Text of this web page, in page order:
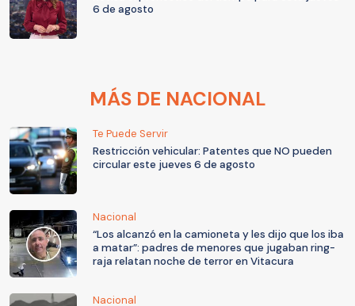
6 de agosto
MÁS DE NACIONAL
Te Puede Servir
Restricción vehicular: Patentes que NO pueden
circular este jueves 6 de agosto
Nacional
“Los alcanzó en la camioneta y les dijo que los iba
a matar”: padres de menores que jugaban ring-
raja relatan noche de terror en Vitacura
Nacional